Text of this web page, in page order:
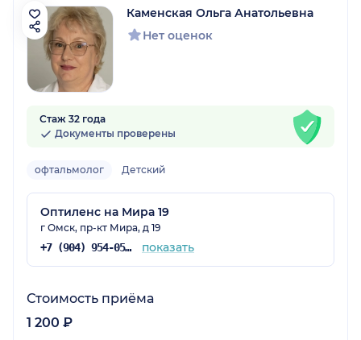
Каменская Ольга Анатольевна
Нет оценок
Стаж 32 года
Документы проверены
офтальмолог Детский
Оптиленс на Мира 19
г Омск, пр-кт Мира, д 19
+7 (904) 954-05-69 показать
Стоимость приёма
1 200 ₽